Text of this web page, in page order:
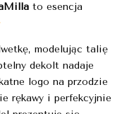
to esencja
modelując talię
dekolt nadaje
logo na przodzie
rękawy i perfekcyjnie